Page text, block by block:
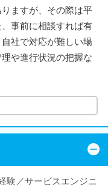
ますが、その際は平
事前に相談すれば有
社で対応が難しい場
や進行状況の把握な
／サービスエンジニ